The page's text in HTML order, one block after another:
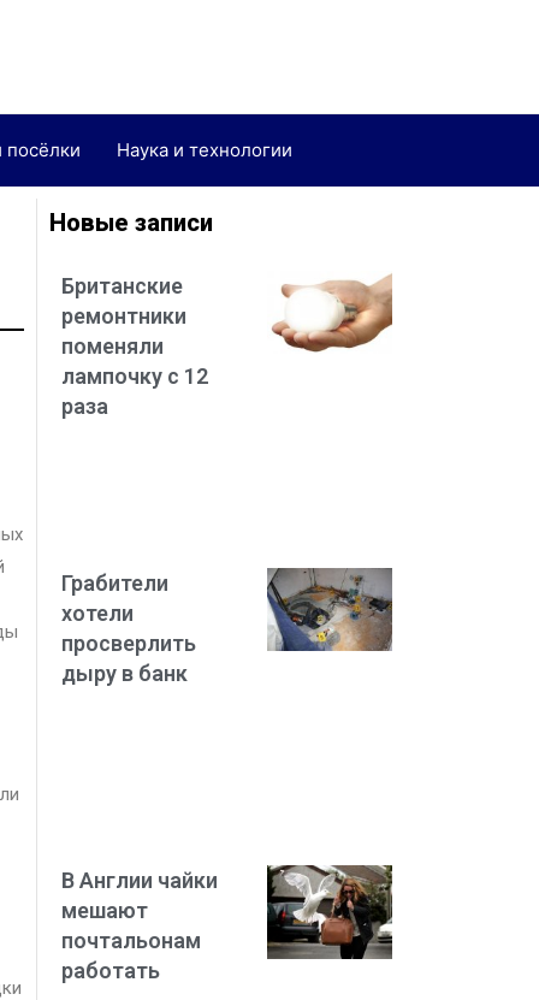
посёлки Наука и технологии
Новые записи
Британские
ремонтники
поменяли
лампочку с 12
раза
Грабители
хотели
просверлить
дыру в банк
В Англии чайки
мешают
почтальонам
работать